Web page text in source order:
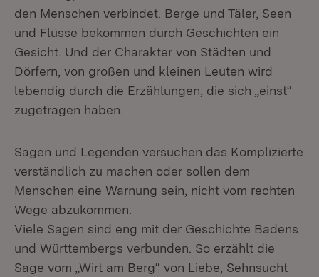
den Menschen verbindet. Berge und Täler, Seen
und Flüsse bekommen durch Geschichten ein
Gesicht. Und der Charakter von Städten und
Dörfern, von großen und kleinen Leuten wird
lebendig durch die Erzählungen, die sich „einst“
zugetragen haben.
Sagen und Legenden versuchen das Komplizierte
verständlich zu machen oder sollen dem
Menschen eine Warnung sein, nicht vom rechten
Wege abzukommen.
Viele Sagen sind eng mit der Geschichte Badens
und Württembergs verbunden. So erzählt die
Sage vom „Wirt am Berg“ von Liebe, Sehnsucht